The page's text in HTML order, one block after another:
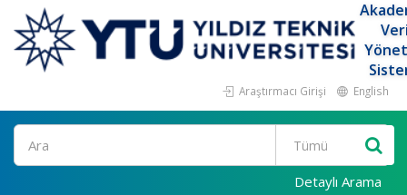
Araştırmacı Girişi English
Ara
Detaylı Arama